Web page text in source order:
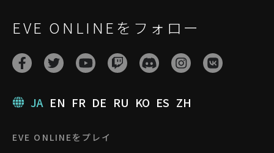
EVE ONLINEをフォロー
JA EN FR DE RU KO ES ZH
EVE ONLINEをプレイ